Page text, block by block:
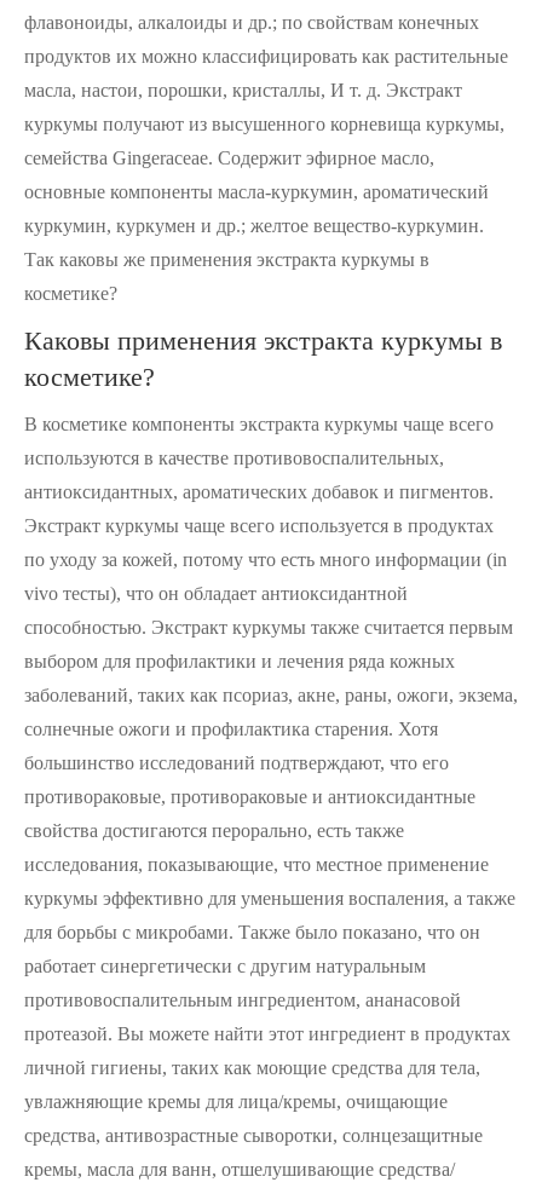
флавоноиды, алкалоиды и др.; по свойствам конечных
продуктов их можно классифицировать как растительные
масла, настои, порошки, кристаллы, И т. д. Экстракт
куркумы получают из высушенного корневища куркумы,
семейства Gingeraceae. Содержит эфирное масло,
основные компоненты масла-куркумин, ароматический
куркумин, куркумен и др.; желтое вещество-куркумин.
Так каковы же применения экстракта куркумы в
косметике?
Каковы применения экстракта куркумы в
косметике?
В косметике компоненты экстракта куркумы чаще всего
используются в качестве противовоспалительных,
антиоксидантных, ароматических добавок и пигментов.
Экстракт куркумы чаще всего используется в продуктах
по уходу за кожей, потому что есть много информации (in
vivo тесты), что он обладает антиоксидантной
способностью. Экстракт куркумы также считается первым
выбором для профилактики и лечения ряда кожных
заболеваний, таких как псориаз, акне, раны, ожоги, экзема,
солнечные ожоги и профилактика старения. Хотя
большинство исследований подтверждают, что его
противораковые, противораковые и антиоксидантные
свойства достигаются перорально, есть также
исследования, показывающие, что местное применение
куркумы эффективно для уменьшения воспаления, а также
для борьбы с микробами. Также было показано, что он
работает синергетически с другим натуральным
противовоспалительным ингредиентом, ананасовой
протеазой. Вы можете найти этот ингредиент в продуктах
личной гигиены, таких как моющие средства для тела,
увлажняющие кремы для лица/кремы, очищающие
средства, антивозрастные сыворотки, солнцезащитные
кремы, масла для ванн, отшелушивающие средства/